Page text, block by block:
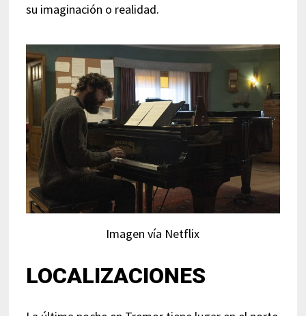
su imaginación o realidad.
Imagen vía Netflix
LOCALIZACIONES